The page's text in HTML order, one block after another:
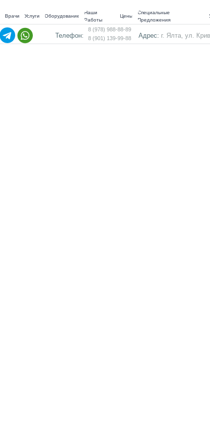
Телефон:
Услуги
Адрес: г. Ялта, ул.
Цены
Специальные
Предложения
Врачи
Наши
Работы
8 (901) 139-99-88
8 (978) 988-88-89
Оборудование